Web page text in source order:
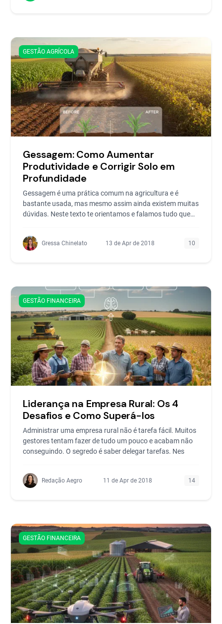
GESTÃO AGRÍCOLA
Gessagem: Como Aumentar
Produtividade e Corrigir Solo em
Profundidade
Gessagem é uma prática comum na agricultura e é
bastante usada, mas mesmo assim ainda existem muitas
dúvidas. Neste texto te orientamos e falamos tudo que
Gressa Chinelato 13 de Apr de 2018 10
GESTÃO FINANCEIRA
Liderança na Empresa Rural: Os 4
Desafios e Como Superá-los
Administrar uma empresa rural não é tarefa fácil. Muitos
gestores tentam fazer de tudo um pouco e acabam não
conseguindo. O segredo é saber delegar tarefas. Nes
Redação Aegro 11 de Apr de 2018 14
GESTÃO FINANCEIRA